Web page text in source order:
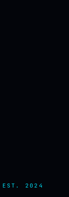
EST. 2024